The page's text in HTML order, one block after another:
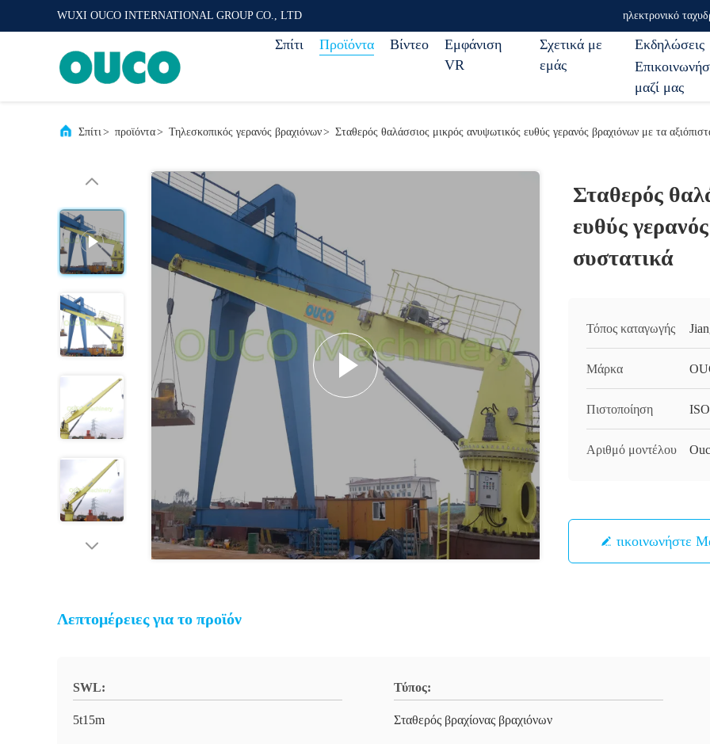
WUXI OUCO INTERNATIONAL GROUP CO., LTD ηλεκτρονικό
Σπίτι Προϊόντα Βίντεο
Εμφάνιση
VR
Σχετικά με
εμάς
Εκδηλώσεις
μαζί μας
Σπίτι> προϊόντα> Τηλεσκοπικός γερανός βραχιόνων> Σταθερός θαλάσσιος μικρός ανυψωτικός ευθύς γερανός βραχιόνων με τα
Σταθερός
ευθύς
συστατικά
Τόπος καταγωγής
Μάρκα
Πιστοποίηση
Αριθμό μοντέλου
Επικοινωνήστε
Λεπτομέρειες για το προϊόν
SWL:
5t15m
Τύπος:
Σταθερός βραχίονας βραχιόνων